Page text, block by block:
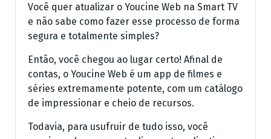
Você quer atualizar o Youcine Web na Smart TV
e não sabe como fazer esse processo de forma
segura e totalmente simples?
Então, você chegou ao lugar certo! Afinal de
contas, o Youcine Web é um app de filmes e
séries extremamente potente, com um catálogo
de impressionar e cheio de recursos.
Todavia, para usufruir de tudo isso, você